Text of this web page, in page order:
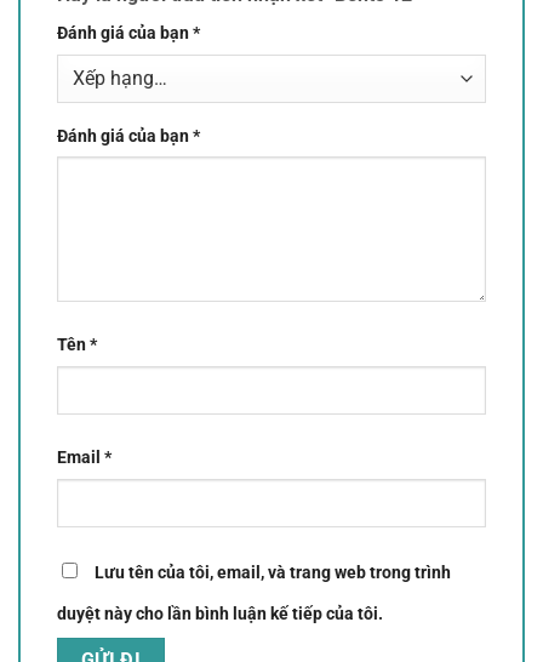
Đánh giá của bạn*
Đánh giá của bạn*
Tên*
Email *
Lưu tên của tôi, email, và trang web trong trình
duyệt này cho lần bình luận kế tiếp của tôi.